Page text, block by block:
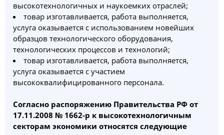
высокотехнологичных и наукоемких отраслей;
товар изготавливается, работа выполняется,
услуга оказывается с использованием новейших
образцов технологического оборудования,
технологических процессов и технологий;
товар изготавливается, работа выполняется,
услуга оказывается с участием
высококвалифицированного персонала.
Согласно распоряжению Правительства РФ от
17.11.2008 № 1662-р к высокотехнологичным
секторам экономики относятся следующие